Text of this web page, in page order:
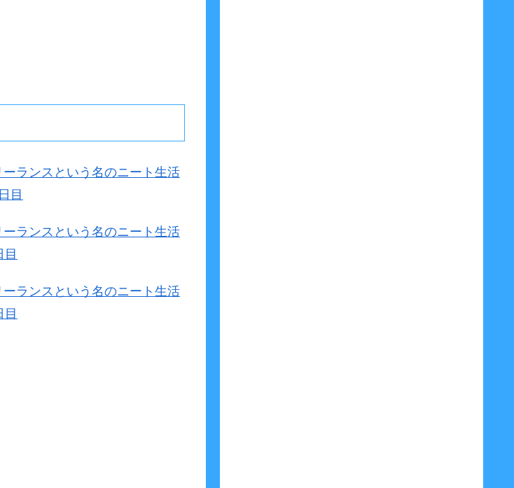
ーランスという名のニート生活
目
ーランスという名のニート生活
目
ーランスという名のニート生活
目